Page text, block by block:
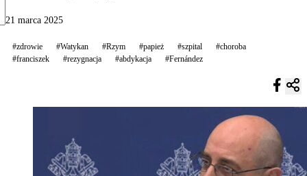
21 marca 2025
#zdrowie #Watykan #Rzym #papież #szpital
#choroba
#franciszek
#rezygnacja #abdykacja #Fernández